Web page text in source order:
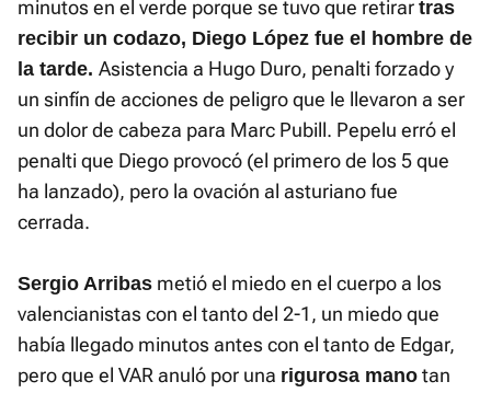
minutos en el verde porque se tuvo que retirar tras
recibir un codazo, Diego López fue el hombre de
la tarde. Asistencia a Hugo Duro, penalti forzado y
un sinfín de acciones de peligro que le llevaron a ser
un dolor de cabeza para Marc Pubill. Pepelu erró el
penalti que Diego provocó (el primero de los 5 que
ha lanzado), pero la ovación al asturiano fue
cerrada.
Sergio Arribas metió el miedo en el cuerpo a los
valencianistas con el tanto del 2-1, un miedo que
había llegado minutos antes con el tanto de Edgar,
pero que el VAR anuló por una rigurosa mano tan